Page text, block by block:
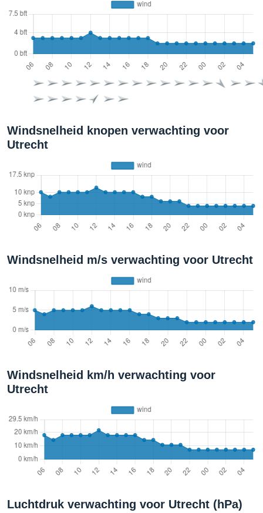
Windsnelheid knopen verwachting voor
Utrecht
Windsnelheid m/s verwachting voor Utrecht
Windsnelheid km/h verwachting voor
Utrecht
Luchtdruk verwachting voor Utrecht (hPa)